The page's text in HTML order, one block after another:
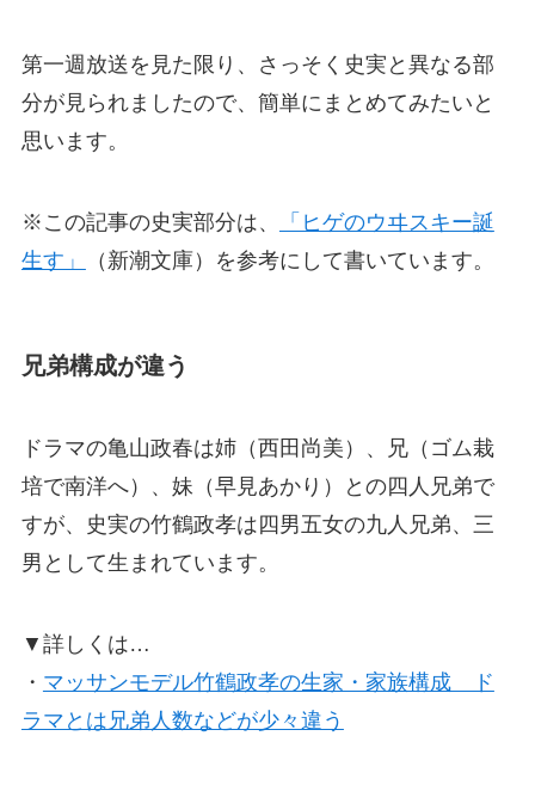
第一週放送を見た限り、さっそく史実と異なる部
分が見られましたので、簡単にまとめてみたいと
思います。
※この記事の史実部分は、
「ヒゲのウヰスキー誕
生す」
（新潮文庫）を参考にして書いています。
兄弟構成が違う
ドラマの亀山政春は姉（西田尚美）、兄（ゴム栽
培で南洋へ）、妹（早見あかり）との四人兄弟で
すが、史実の竹鶴政孝は四男五女の九人兄弟、三
男として生まれています。
▼詳しくは…
・ マッサンモデル竹鶴政孝の生家・家族構成 ド
ラマとは兄弟人数などが少々違う